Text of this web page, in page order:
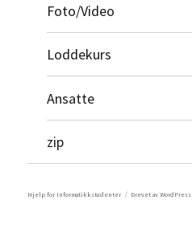
Foto/Video
Loddekurs
Ansatte
zip
Hjelp for Informatikkstudenter Drevet av WordPress